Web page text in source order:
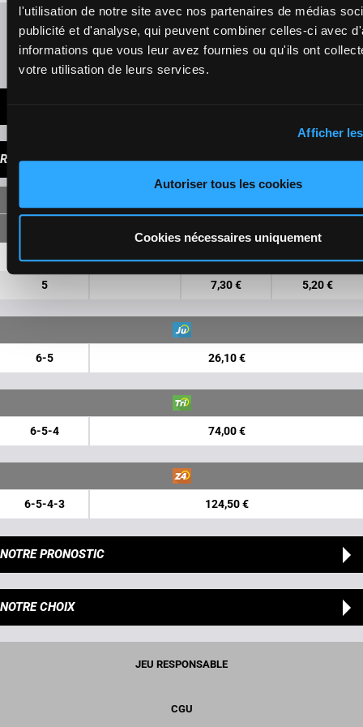
l'utilisation de notre site avec nos partenaires de médias
publicité et d'analyse, qui peuvent combiner celles-ci avec
informations que vous leur avez fournies ou qu'ils ont
votre utilisation de leurs services.
Afficher
Autoriser tous les cookies
Cookies nécessaires uniquement
Présence de chevaux favoris
RAPPORTS
5 7,30 € 5,20 €
6-5 26,10 €
6-5-4 74,00 €
6-5-4-3 124,50 €
NOTRE PRONOSTIC
NOTRE CHOIX
JEU RESPONSABLE
CGU